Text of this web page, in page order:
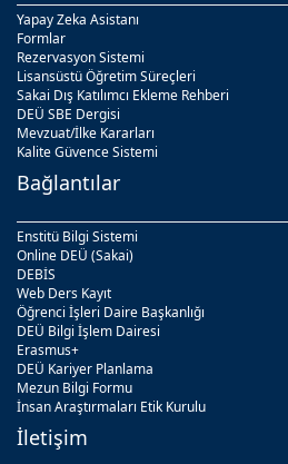
Yapay Zeka Asistanı
Formlar
Rezervasyon Sistemi
Lisansüstü Öğretim Süreçleri
Sakai Dış Katılımcı Ekleme Rehberi
DEÜ SBE Dergisi
Mevzuat/İlke Kararları
Kalite Güvence Sistemi
Bağlantılar
Enstitü Bilgi Sistemi
Online DEÜ (Sakai)
DEBİS
Web Ders Kayıt
Öğrenci İşleri Daire Başkanlığı
DEÜ Bilgi İşlem Dairesi
Erasmus+
DEÜ Kariyer Planlama
Mezun Bilgi Formu
İnsan Araştırmaları Etik Kurulu
İletişim